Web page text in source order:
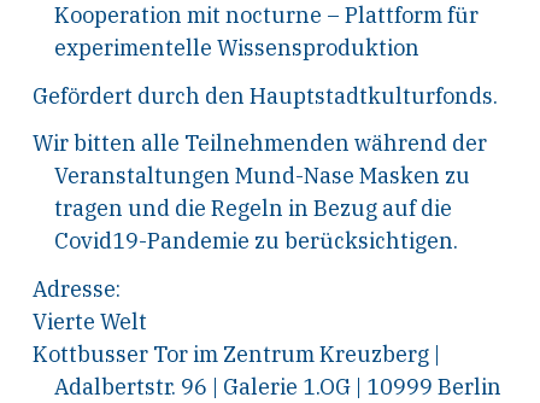
Kooperation mit nocturne – Plattform für
experimentelle Wissensproduktion
Gefördert durch den Hauptstadtkulturfonds.
Wir bitten alle Teilnehmenden während der
Veranstaltungen Mund-Nase Masken zu
tragen und die Regeln in Bezug auf die
Covid19-Pandemie zu berücksichtigen.
Adresse:
Vierte Welt
Kottbusser Tor im Zentrum Kreuzberg |
Adalbertstr. 96 | Galerie 1.OG | 10999 Berlin